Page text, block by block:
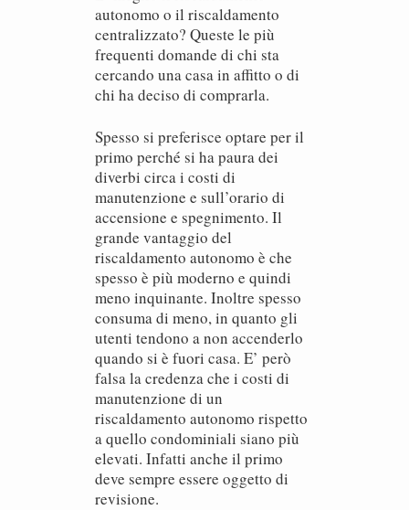
autonomo o il riscaldamento
centralizzato? Queste le più
frequenti domande di chi sta
cercando una casa in affitto o di
chi ha deciso di comprarla.
Spesso si preferisce optare per il
primo perché si ha paura dei
diverbi circa i costi di
manutenzione e sull’orario di
accensione e spegnimento. Il
grande vantaggio del
riscaldamento autonomo è che
spesso è più moderno e quindi
meno inquinante. Inoltre spesso
consuma di meno, in quanto gli
utenti tendono a non accenderlo
quando si è fuori casa. E’ però
falsa la credenza che i costi di
manutenzione di un
riscaldamento autonomo rispetto
a quello condominiali siano più
elevati. Infatti anche il primo
deve sempre essere oggetto di
revisione.